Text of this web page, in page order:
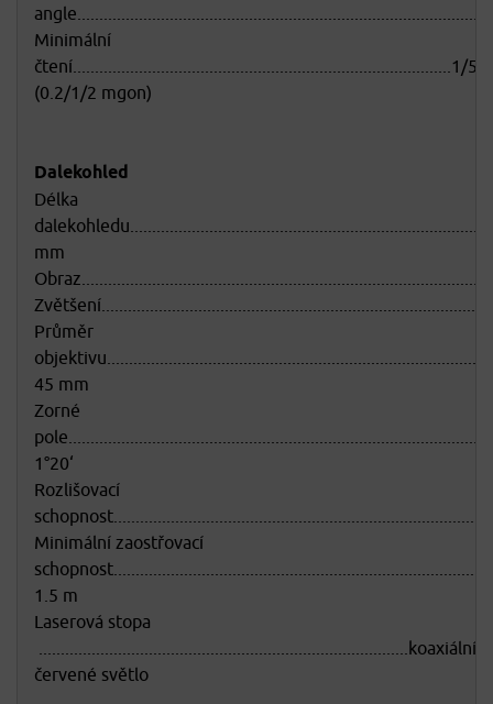
Minimální
čtení......................................................................................1/5/
(0.2/1/2 mgon)
Dalekohled
Délka
mm
Průměr
45 mm
Zorné
1°20‘
Rozlišovací
Minimální zaostřovací
1.5 m
Laserová stopa
....................................................................................koaxiální
červené světlo